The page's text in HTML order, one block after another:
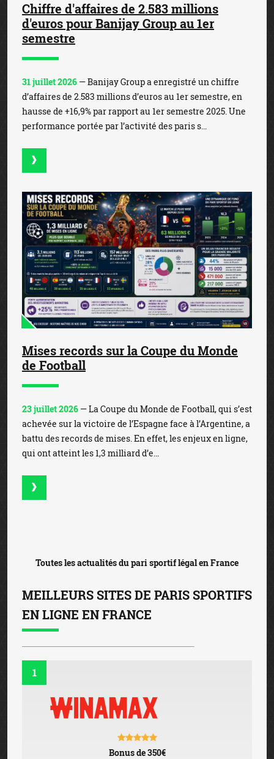
Chiffre d'affaires de 2.583 millions
d'euros pour Banijay Group au 1er
semestre
31 juillet 2026 — Banijay Group a enregistré un chiffre
d’affaires de 2.583 millions d’euros au 1er semestre, en
hausse de +16,9% par rapport au 1er semestre 2025. Une
performance portée par l’activité des paris s...
Mises records sur la Coupe du Monde
de Football
23 juillet 2026 — La Coupe du Monde de Football, qui s’est
achevée sur la victoire de l’Espagne face à l’Argentine, a
battu des records de mises. En effet, les enjeux en ligne,
qui ont atteint les 1,3 milliard d’e...
Toutes les actualités du pari sportif légal en France
MEILLEURS SITES DE PARIS SPORTIFS
EN LIGNE EN FRANCE
1
Bonus de 350€